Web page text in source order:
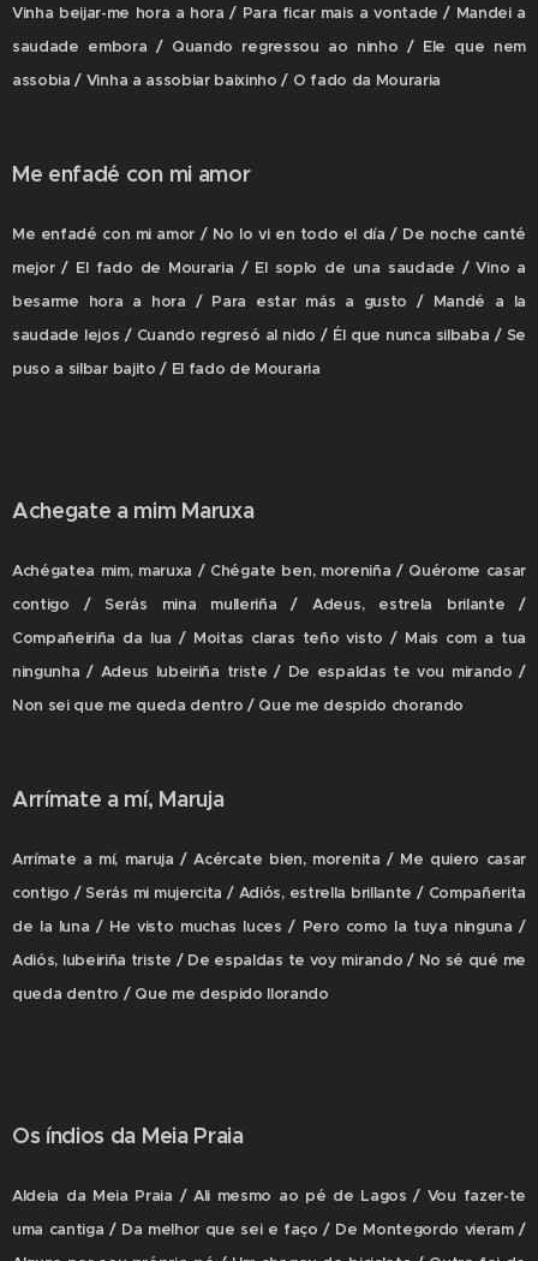
Vinha beijar-me hora a hora / Para ficar mais a vontade / Mandei a
saudade embora / Quando regressou ao ninho / Ele que nem
assobia / Vinha a assobiar baixinho / O fado da Mouraria
Me enfadé con mi amor
Me enfadé con mi amor / No lo vi en todo el día / De noche canté
mejor / El fado de Mouraria / El soplo de una saudade / Vino a
besarme hora a hora / Para estar más a gusto / Mandé a la
saudade lejos / Cuando regresó al nido / Él que nunca silbaba / Se
puso a silbar bajito / El fado de Mouraria
Achegate a mim Maruxa
Achégatea mim, maruxa / Chégate ben, moreniña / Quérome casar
contigo / Serás mina mulleriña / Adeus, estrela brilante /
Compañeiriña da lua / Moitas claras teño visto / Mais com a tua
ningunha / Adeus lubeiriña triste / De espaldas te vou mirando /
Non sei que me queda dentro / Que me despido chorando
Arrímate a mí, Maruja
Arrímate a mí, maruja / Acércate bien, morenita / Me quiero casar
contigo / Serás mi mujercita / Adiós, estrella brillante / Compañerita
de la luna / He visto muchas luces / Pero como la tuya ninguna /
Adiós, lubeiriña triste / De espaldas te voy mirando / No sé qué me
queda dentro / Que me despido llorando
Os índios da Meia Praia
Aldeia da Meia Praia / Ali mesmo ao pé de Lagos / Vou fazer-te
uma cantiga / Da melhor que sei e faço / De Montegordo vieram /